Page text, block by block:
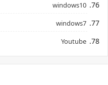
windows10
windows7
Youtube